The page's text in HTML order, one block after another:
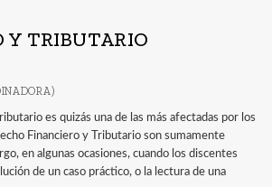
Y TRIBUTARIO
es quizás una de las más afectadas por los
Financiero y Tributario son sumamente
en algunas ocasiones, cuando los discentes
de un caso práctico, o la lectura de una